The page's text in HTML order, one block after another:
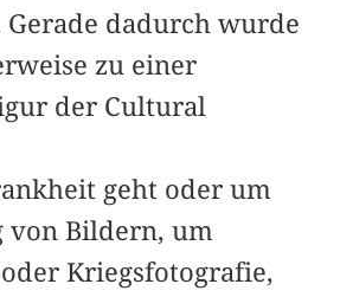
Gerade dadurch wurde
zu einer
der Cultural
geht oder um
von Bildern, um
Kriegsfotografie,